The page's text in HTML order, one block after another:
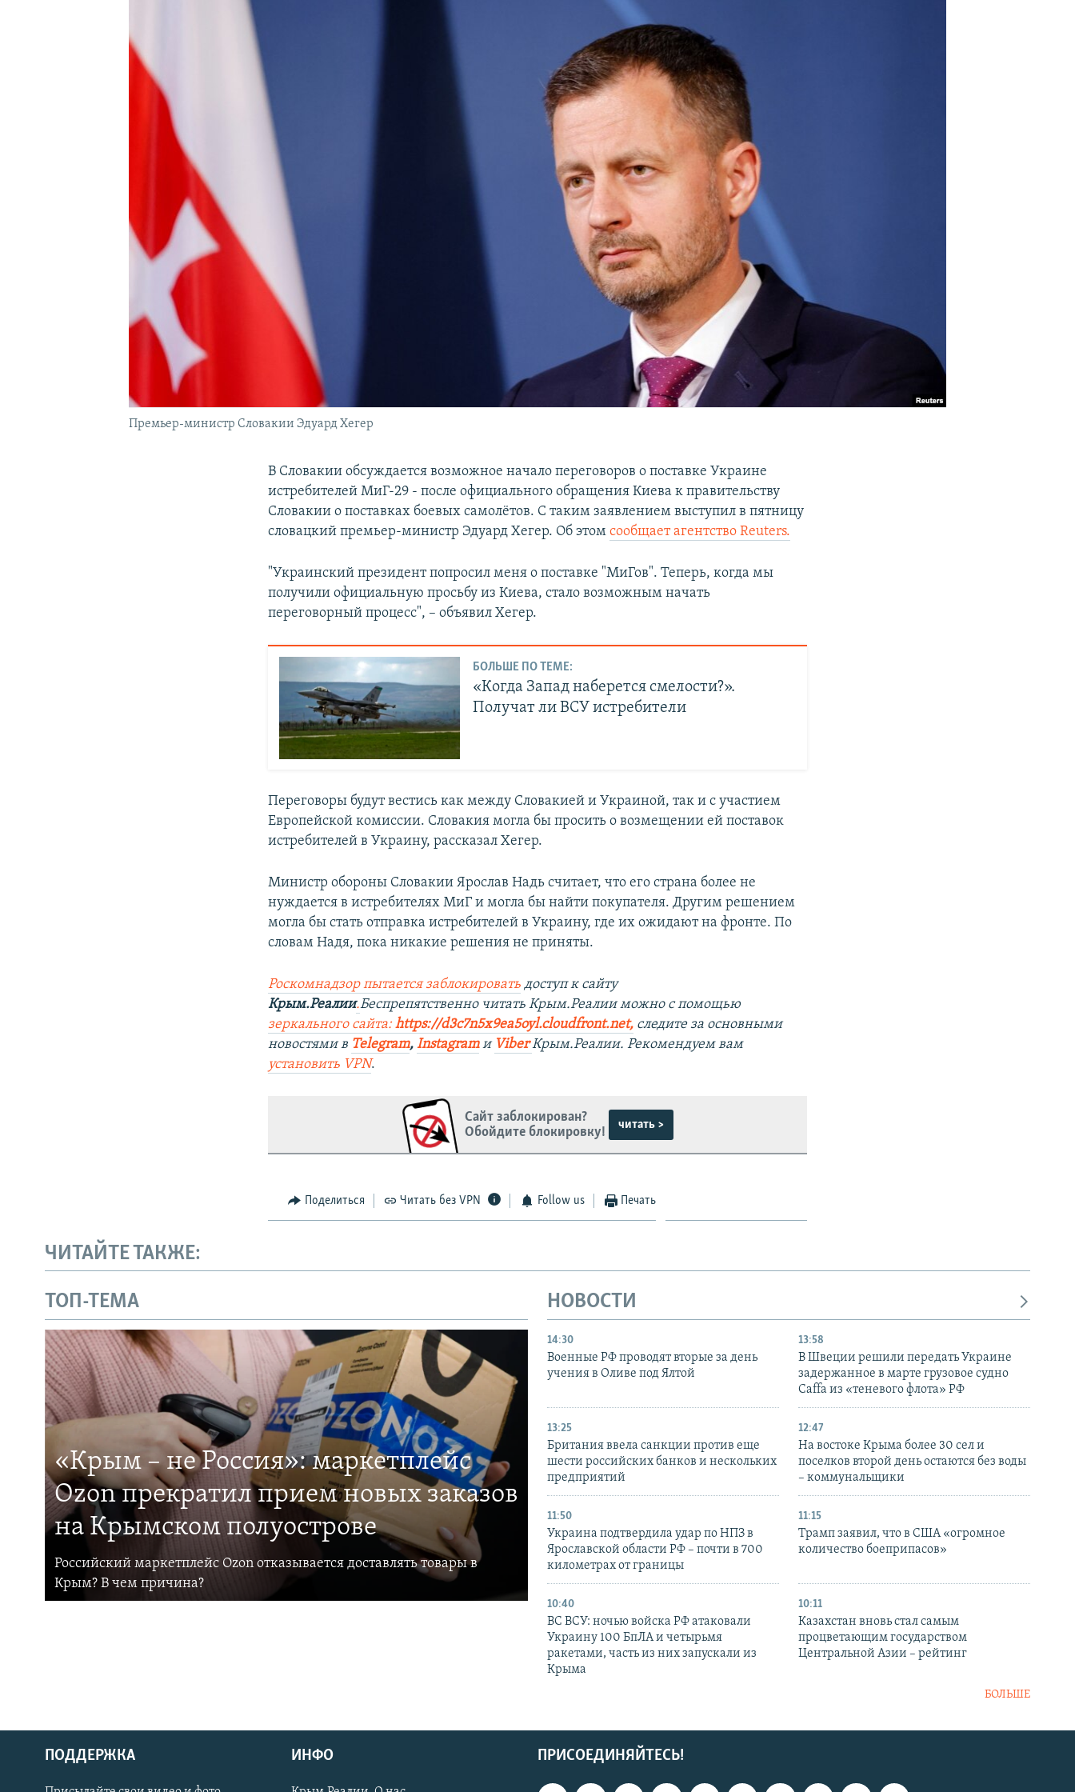
УКРАИНСКАЯ ПРОБЛЕМА КРЫМА
Українською
Премьер-министр Словакии Эдуард Хегер
В Словакии обсуждается возможное начало переговоров о поставке Украине
истребителей МиГ-29 - после официального обращения Киева к правительству
Словакии о поставках боевых самолётов. С таким заявлением выступил в пятницу
словацкий премьер-министр Эдуард Хегер. Об этомсообщает агентство Reuters.
"Украинский президент попросил меня о поставке "МиГов". Теперь, когда мы
получили официальную просьбу из Киева, стало возможным начать
переговорный процесс", – объявил Хегер.
БОЛЬШЕ ПО ТЕМЕ:
«Когда Запад наберется смелости?».
Получат ли ВСУ истребители
Переговоры будут вестись как между Словакией и Украиной, так и с участием
Европейской комиссии. Словакия могла бы просить о возмещении ей поставок
истребителей в Украину, рассказал Хегер.
Министр обороны Словакии Ярослав Надь считает, что его страна более не
нуждается в истребителях МиГ и могла бы найти покупателя. Другим решением
могла бы стать отправка истребителей в Украину, где их ожидают на фронте. По
словам Надя, пока никакие решения не приняты.
Роскомнадзор пытается заблокировать доступ к сайту
Крым.Реалии.Беспрепятственно читать Крым.Реалии можно с помощью
зеркального сайта:https://d3c7n5x9ea5oyl.cloudfront.net, следите за основными
новостями в Telegram,Instagramи ViberКрым.Реалии. Рекомендуем вам
установить VPN.
Сайт заблокирован?
Обойдите блокировку!
читать >
Поделиться Читать без VPN Follow us Печать
ЧИТАЙТЕ ТАКЖЕ:
ТОП-ТЕМА
«Крым – не Россия»: маркетплейс
Ozon прекратил прием новых заказов
на Крымском полуострове
Российский маркетплейс Ozon отказывается доставлять товары в
Крым? В чем причина?
НОВОСТИ
14:30
Военные РФ проводят вторые за день
учения в Оливе под Ялтой
13:58
В Швеции решили передать Украине
задержанное в марте грузовое судно
Caffa из «теневого флота» РФ
13:25
Британия ввела санкции против еще
шести российских банков и нескольких
предприятий
12:47
На востоке Крыма более 30 сел и
поселков второй день остаются без воды
– коммунальщики
11:50
Украина подтвердила удар по НПЗ в
Ярославской области РФ – почти в 700
километрах от границы
11:15
Трамп заявил, что в США «огромное
количество боеприпасов»
10:40
ВС ВСУ: ночью войска РФ атаковали
Украину 100 БпЛА и четырьмя
ракетами, часть из них запускали из
Крыма
10:11
Казахстан вновь стал самым
процветающим государством
Центральной Азии – рейтинг
БОЛЬШЕ
ПРИСОЕДИНЯЙТЕСЬ!
ПОДДЕРЖКА ИНФО